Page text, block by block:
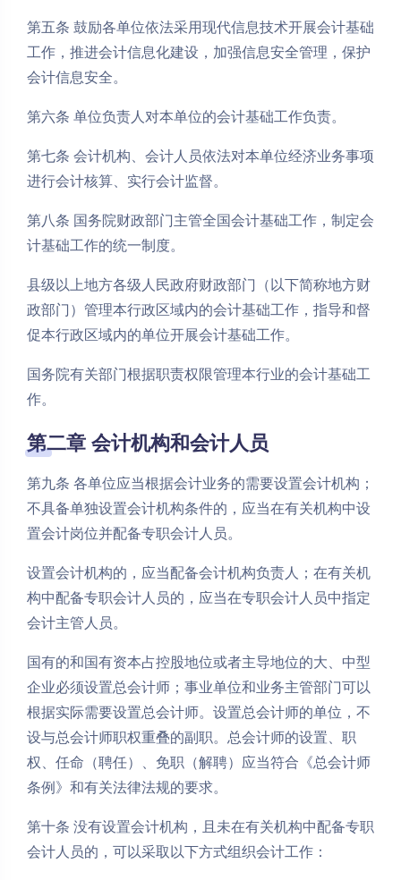
第五条 鼓励各单位依法采用现代信息技术开展会计基础
工作，推进会计信息化建设，加强信息安全管理，保护
会计信息安全。
第六条 单位负责人对本单位的会计基础工作负责。
第七条 会计机构、会计人员依法对本单位经济业务事项
进行会计核算、实行会计监督。
第八条 国务院财政部门主管全国会计基础工作，制定会
计基础工作的统一制度。
县级以上地方各级人民政府财政部门（以下简称地方财
政部门）管理本行政区域内的会计基础工作，指导和督
促本行政区域内的单位开展会计基础工作。
国务院有关部门根据职责权限管理本行业的会计基础工
作。
第二章 会计机构和会计人员
第九条 各单位应当根据会计业务的需要设置会计机构；
不具备单独设置会计机构条件的，应当在有关机构中设
置会计岗位并配备专职会计人员。
设置会计机构的，应当配备会计机构负责人；在有关机
构中配备专职会计人员的，应当在专职会计人员中指定
会计主管人员。
国有的和国有资本占控股地位或者主导地位的大、中型
企业必须设置总会计师；事业单位和业务主管部门可以
根据实际需要设置总会计师。设置总会计师的单位，不
设与总会计师职权重叠的副职。总会计师的设置、职
权、任命（聘任）、免职（解聘）应当符合《总会计师
条例》和有关法律法规的要求。
第十条 没有设置会计机构，且未在有关机构中配备专职
会计人员的，可以采取以下方式组织会计工作：